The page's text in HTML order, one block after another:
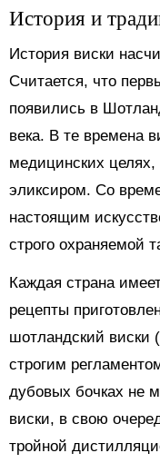
История и
История виски
Считается, что
появились в
века. В те времена
медицинских
эликсиром. Со
настоящим
строго охраняемой
Каждая страна
рецепты
шотландский виски
строгим
дубовых бочках не
виски, в свою
тройной